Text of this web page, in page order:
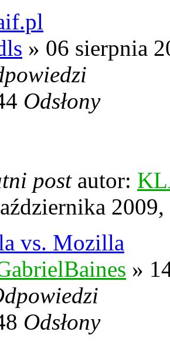
» 06 sierpnia
Odsłony
post autor:
vs. Mozilla
»
Odsłony